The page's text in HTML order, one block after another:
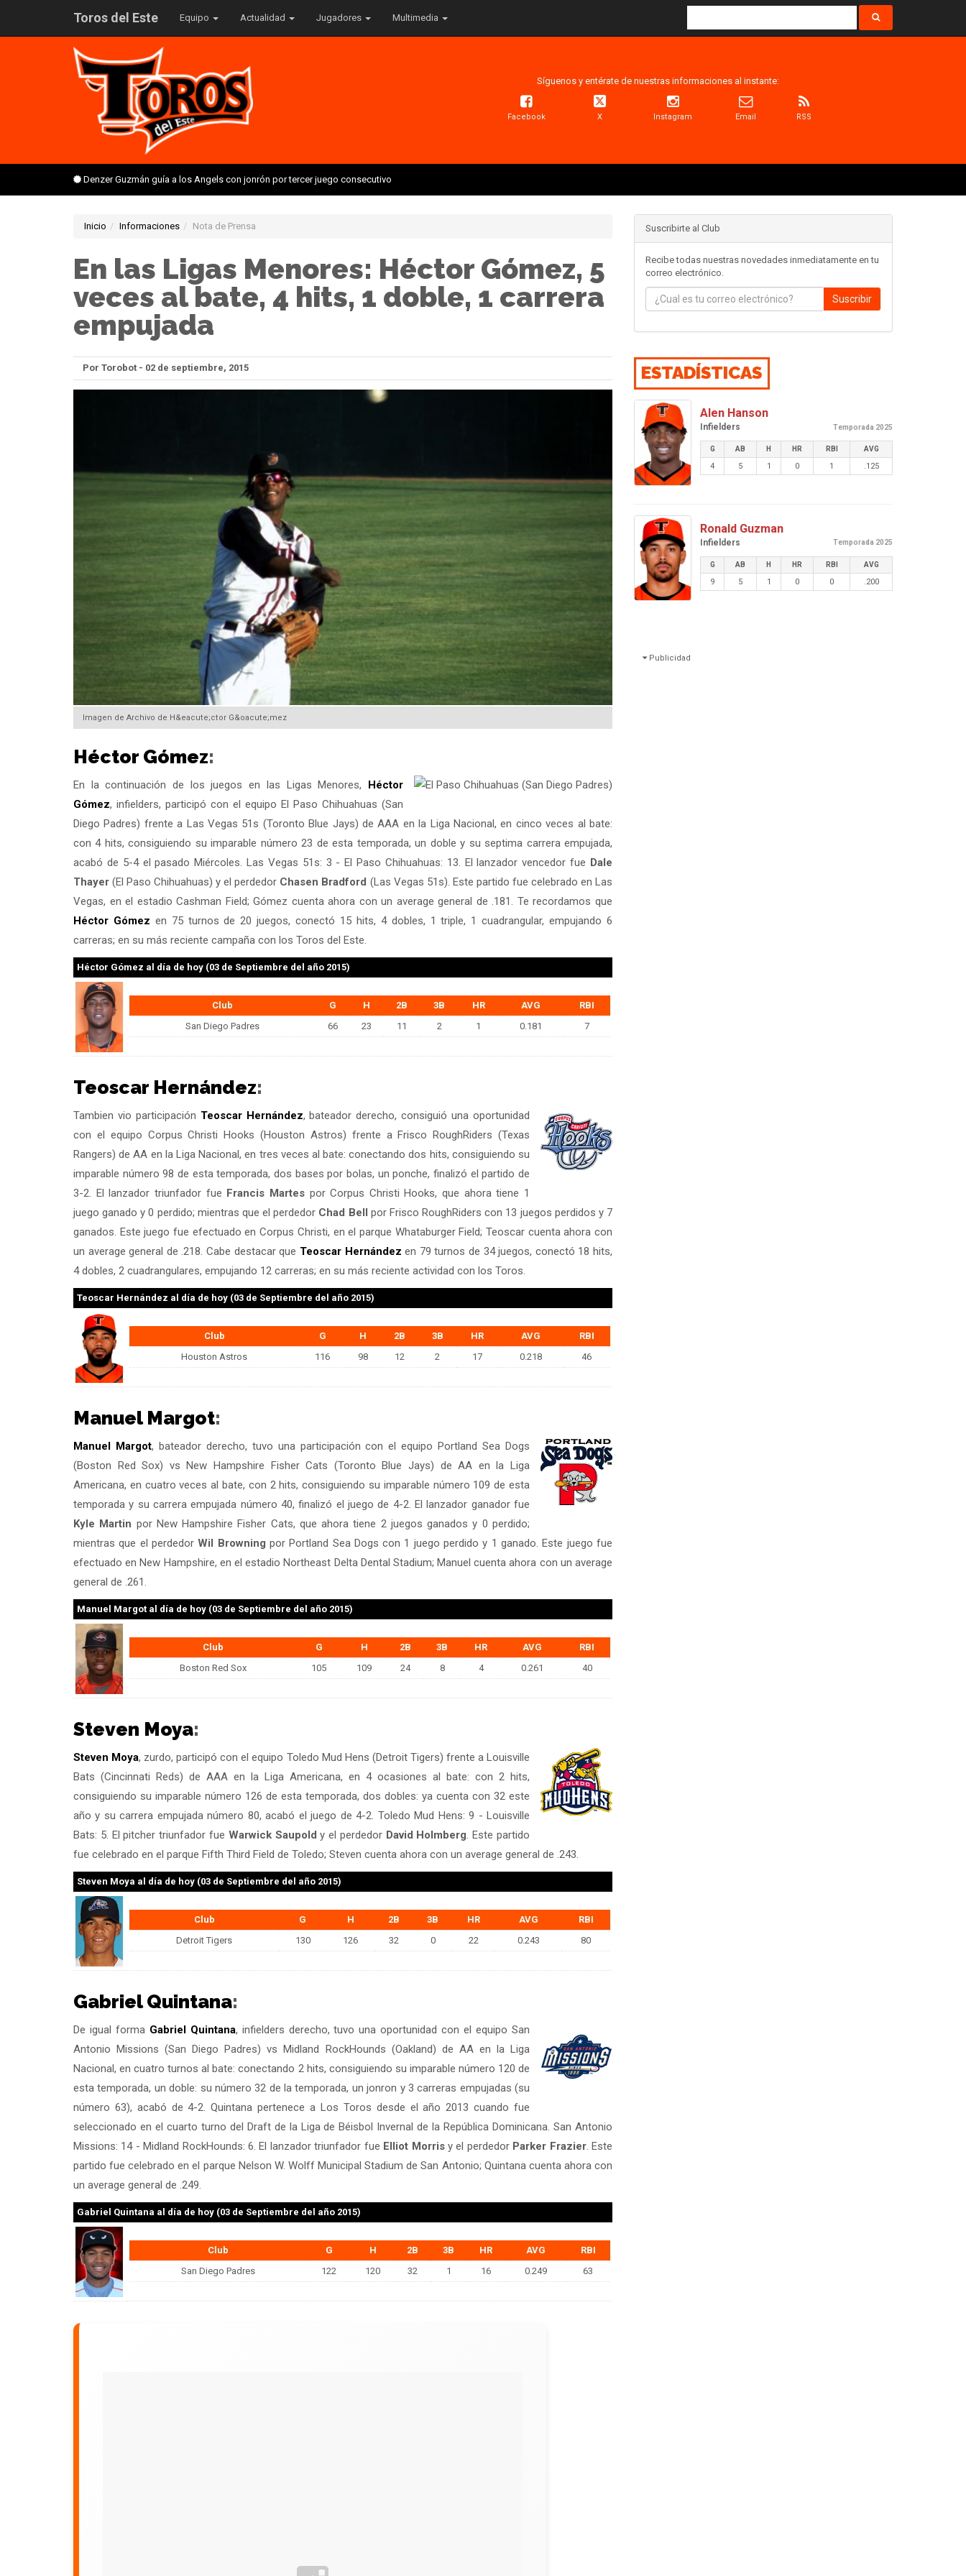
Toros del Este Equipo Actualidad Jugadores Multimedia
Síguenos y entérate de nuestras informaciones al instante:
Facebook X Instagram Email RSS
Denzer Guzmán guía a los Angels con jonrón por tercer juego consecutivo
Inicio Informaciones Nota de Prensa
En las Ligas Menores: Héctor Gómez, 5
veces al bate, 4 hits, 1 doble, 1 carrera
empujada
Por Torobot - 02 de septiembre, 2015
Imagen de Archivo de H&eacute;ctor G&oacute;mez
Héctor Gómez:
En la continuación de los juegos en las Ligas Menores, Héctor
Gómez, infielders, participó con el equipo El Paso Chihuahuas (San
Diego Padres) frente a Las Vegas 51s (Toronto Blue Jays) de AAA en la Liga Nacional, en cinco veces al bate:
con 4 hits, consiguiendo su imparable número 23 de esta temporada, un doble y su septima carrera empujada,
acabó de 5-4 el pasado Miércoles. Las Vegas 51s: 3 - El Paso Chihuahuas: 13. El lanzador vencedor fue Dale
Thayer (El Paso Chihuahuas) y el perdedor Chasen Bradford (Las Vegas 51s). Este partido fue celebrado en Las
Vegas, en el estadio Cashman Field; Gómez cuenta ahora con un average general de .181. Te recordamos que
Héctor Gómez en 75 turnos de 20 juegos, conectó 15 hits, 4 dobles, 1 triple, 1 cuadrangular, empujando 6
carreras; en su más reciente campaña con los Toros del Este.
Héctor Gómez al día de hoy (03 de Septiembre del año 2015)
Club G H 2B 3B HR AVG
RBI
San Diego Padres
66 23 11 2 1 0.181 7
Teoscar Hernández:
Tambien vio participación Teoscar Hernández, bateador derecho, consiguió una oportunidad
con el equipo Corpus Christi Hooks (Houston Astros) frente a Frisco RoughRiders (Texas
Rangers) de AA en la Liga Nacional, en tres veces al bate: conectando dos hits, consiguiendo su
imparable número 98 de esta temporada, dos bases por bolas, un ponche, finalizó el partido de
3-2. El lanzador triunfador fue Francis Martespor Corpus Christi Hooks, que ahora tiene 1
juego ganado y 0 perdido; mientras que el perdedor Chad Bell por Frisco RoughRiders con 13 juegos perdidos y 7
ganados. Este juego fue efectuado en Corpus Christi, en el parque Whataburger Field; Teoscar cuenta ahora con
un average general de .218. Cabe destacar que Teoscar Hernández en 79 turnos de 34 juegos, conectó 18 hits,
4 dobles, 2 cuadrangulares, empujando 12 carreras; en su más reciente actividad con los Toros.
Teoscar Hernández al día de hoy (03 de Septiembre del año 2015)
Club G H 2B 3B HR AVG
RBI
Houston Astros
116 98 12 2 17 0.218 46
Manuel Margot:
Manuel Margot, bateador derecho, tuvo una participación con el equipo Portland Sea Dogs
(Boston Red Sox) vs New Hampshire Fisher Cats (Toronto Blue Jays) de AA en la Liga
Americana, en cuatro veces al bate, con 2 hits, consiguiendo su imparable número 109 de esta
temporada y su carrera empujada número 40, finalizó el juego de 4-2. El lanzador ganador fue
Kyle Martin por New Hampshire Fisher Cats, que ahora tiene 2 juegos ganados y 0 perdido;
mientras que el perdedorWil Browning por Portland Sea Dogs con 1 juego perdido y 1 ganado. Este juego fue
efectuado en New Hampshire, en el estadio Northeast Delta Dental Stadium; Manuel cuenta ahora con un average
general de .261.
Manuel Margot al día de hoy (03 de Septiembre del año 2015)
Club G H 2B 3B HR AVG
RBI
Boston Red Sox
105 109 24 8 4 0.261 40
Steven Moya:
Steven Moya, zurdo, participó con el equipo Toledo Mud Hens (Detroit Tigers) frente a Louisville
Bats (Cincinnati Reds) de AAA en la Liga Americana, en 4 ocasiones al bate: con 2 hits,
consiguiendo su imparable número 126 de esta temporada, dos dobles: ya cuenta con 32 este
año y su carrera empujada número 80, acabó el juego de 4-2. Toledo Mud Hens: 9 - Louisville
Bats: 5. El pitcher triunfador fue Warwick Saupold y el perdedor David Holmberg . Este partido
fue celebrado en el parque Fifth Third Field de Toledo; Steven cuenta ahora con un average general de .243.
Steven Moya al día de hoy (03 de Septiembre del año 2015)
Club G H 2B 3B HR AVG
RBI
Detroit Tigers
130 126 32 0 22 0.243 80
Gabriel Quintana:
De igual forma Gabriel Quintana, infielders derecho, tuvo una oportunidad con el equipo San
Antonio Missions (San Diego Padres) vs Midland RockHounds (Oakland) de AA en la Liga
Nacional, en cuatro turnos al bate: conectando 2 hits, consiguiendo su imparable número 120 de
esta temporada, un doble: su número 32 de la temporada, un jonron y 3 carreras empujadas (su
número 63), acabó de 4-2. Quintana pertenece a Los Toros desde el año 2013 cuando fue
seleccionado en el cuarto turno del Draft de la Liga de Béisbol Invernal de la República Dominicana. San Antonio
Missions: 14 - Midland RockHounds: 6. El lanzador triunfador fue Elliot Morrisy el perdedor Parker Frazier. Este
partido fue celebrado en el parque Nelson W. Wolff Municipal Stadium de San Antonio; Quintana cuenta ahora con
un average general de .249.
Gabriel Quintana al día de hoy (03 de Septiembre del año 2015)
Club G H 2B 3B HR AVG
RBI
San Diego Padres
122 120 32 1 16 0.249 63
Suscribirte al Club
Recibe todas nuestras novedades inmediatamente en tu
correo electrónico.
Suscribir
ESTADÍSTICAS
Alen Hanson
Infielders Temporada 2025
G AB H HR RBI AVG
4 5 1 0 1 .125
Ronald Guzman
Infielders Temporada 2025
G AB H HR RBI AVG
9 5 1 0 0 .200
Publicidad